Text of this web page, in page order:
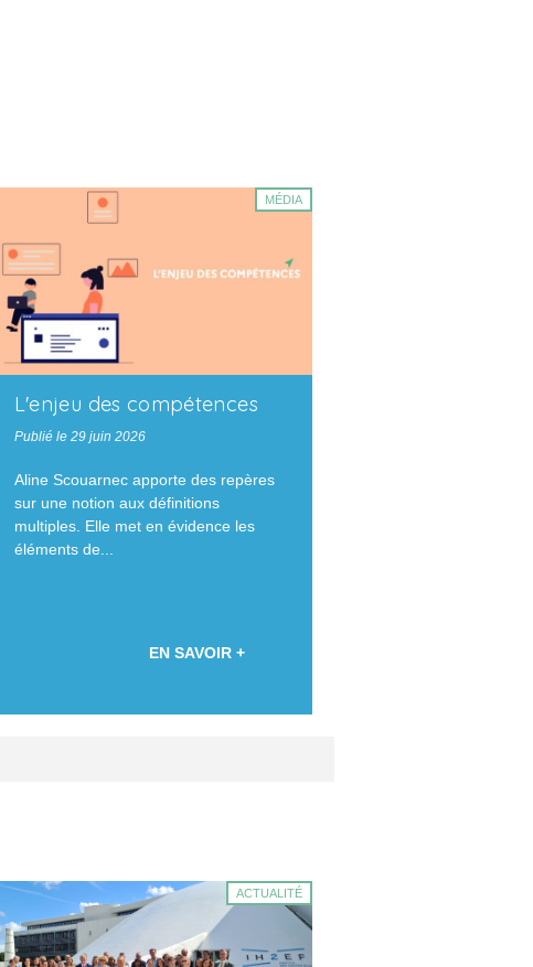
MÉDIA
L'enjeu des compétences
Publié le 29 juin 2026
Aline Scouarnec apporte des repères
sur une notion aux définitions
multiples. Elle met en évidence les
éléments de...
EN SAVOIR +
ACTUALITÉ